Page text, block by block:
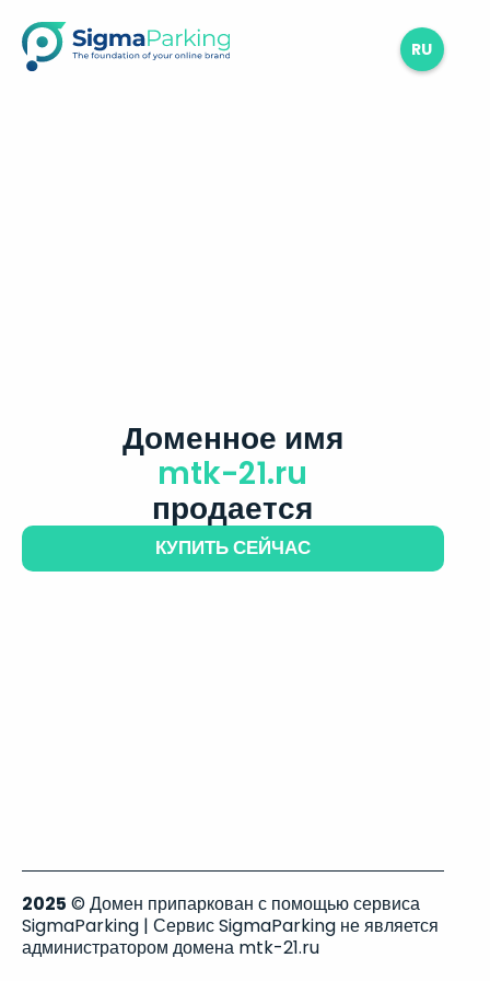
RU
Доменное имя
mtk-21.ru
продается
КУПИТЬ СЕЙЧАС
2025 © Домен припаркован с помощью сервиса
SigmaParking | Сервис SigmaParking не является
администратором домена mtk-21.ru